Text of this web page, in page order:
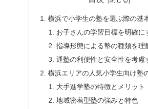
横浜で小学生の塾を選ぶ際の基
お子さんの学習目標を明確に
指導形態による塾の種類を理
通塾の利便性と安全性を考慮
横浜エリアの人気小学生向け塾
大手進学塾の特徴とメリット
地域密着型塾の強みと特色